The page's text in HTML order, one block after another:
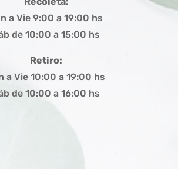
a Vie 9:00 a 19:00 hs
de 10:00 a 15:00 hs
Retiro:
a Vie 10:00 a 19:00 hs
de 10:00 a 16:00 hs